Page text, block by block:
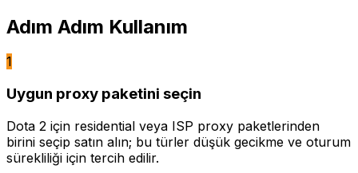
Adım Adım Kullanım
1
Uygun proxy paketini seçin
Dota 2 için residential veya ISP proxy paketlerinden
birini seçip satın alın; bu türler düşük gecikme ve oturum
sürekliliği için tercih edilir.